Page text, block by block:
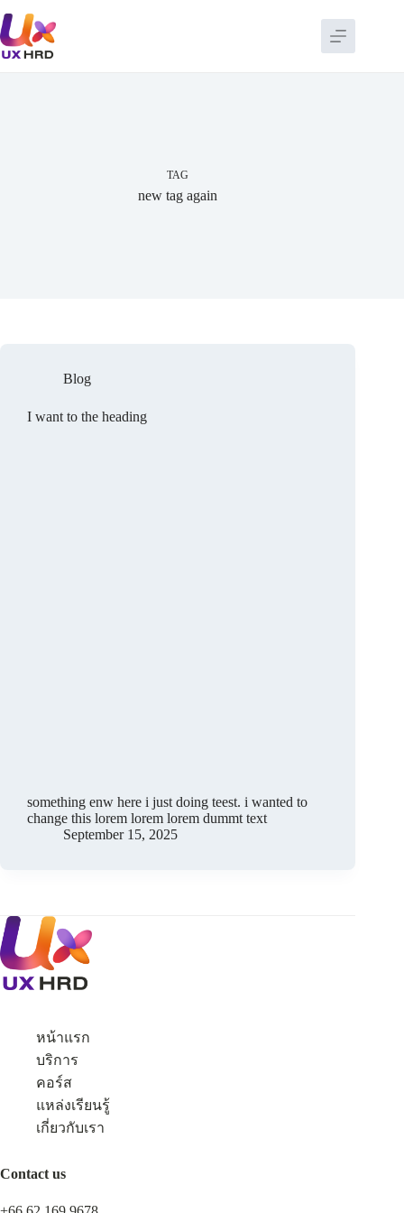
to
content
TAG
new tag again
Blog
I want to the heading
something enw here i just doing teest. i wanted to
change this lorem lorem lorem dummt text
September 15, 2025
หน้าแรก
บริการ
คอร์ส
แหล่งเรียนรู้
เกี่ยวกับเรา
Contact us